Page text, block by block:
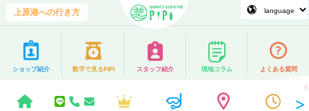
上原港への行き方
ショップ紹介 数字で見るPiPi スタッフ紹介 現地コラム よくある質問